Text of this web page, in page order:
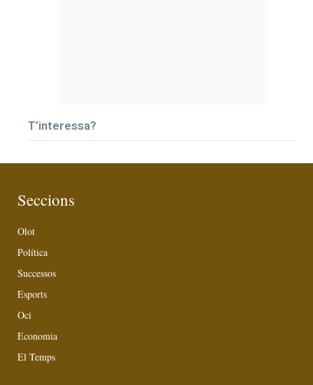
T’interessa?
Seccions
Olot
Política
Successos
Esports
Oci
Economia
El Temps